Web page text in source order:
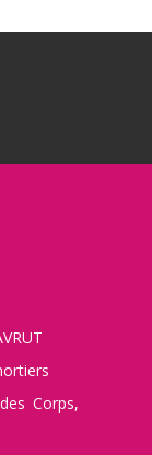
Corps,